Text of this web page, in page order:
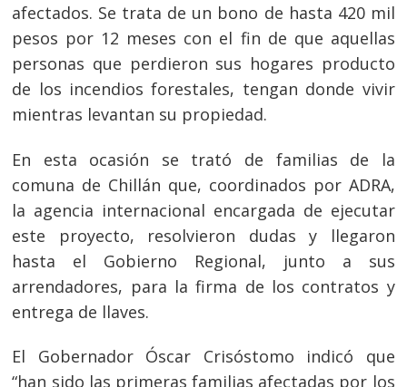
afectados. Se trata de un bono de hasta 420 mil
pesos por 12 meses con el fin de que aquellas
personas que perdieron sus hogares producto
de los incendios forestales, tengan donde vivir
mientras levantan su propiedad.
En esta ocasión se trató de familias de la
comuna de Chillán que, coordinados por ADRA,
la agencia internacional encargada de ejecutar
este proyecto, resolvieron dudas y llegaron
hasta el Gobierno Regional, junto a sus
arrendadores, para la firma de los contratos y
entrega de llaves.
El Gobernador Óscar Crisóstomo indicó que
“han sido las primeras familias afectadas por los